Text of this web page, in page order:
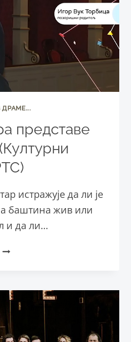
ДРАМЕ...
представе
истражује да ли је
баштина жив или
и да ли…
ПРЕМИЈЕРА
ЦЕНТАР,
РТС)